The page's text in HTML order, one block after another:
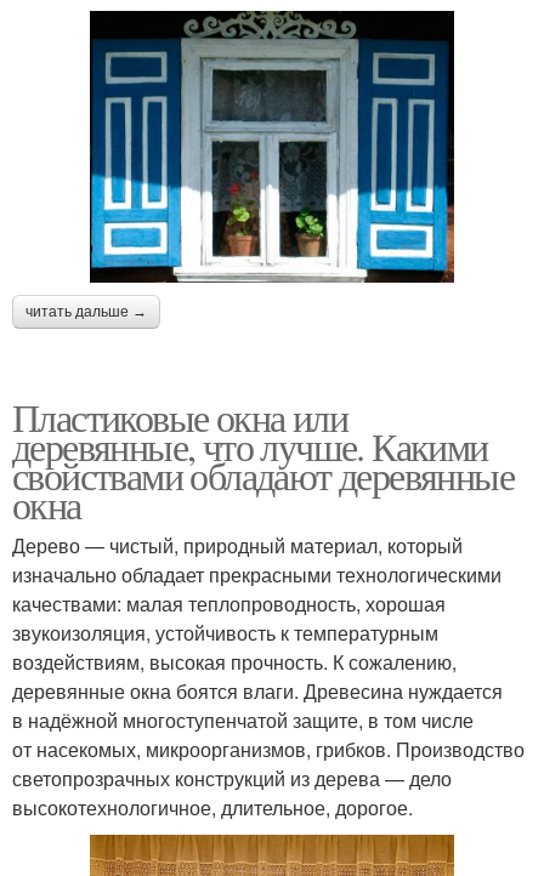
читать дальше →
Пластиковые окна или
деревянные, что лучше. Какими
свойствами обладают деревянные
окна
Дерево — чистый, природный материал, который
изначально обладает прекрасными технологическими
качествами: малая теплопроводность, хорошая
звукоизоляция, устойчивость к температурным
воздействиям, высокая прочность. К сожалению,
деревянные окна боятся влаги. Древесина нуждается
в надёжной многоступенчатой защите, в том числе
от насекомых, микроорганизмов, грибков. Производство
светопрозрачных конструкций из дерева — дело
высокотехнологичное, длительное, дорогое.